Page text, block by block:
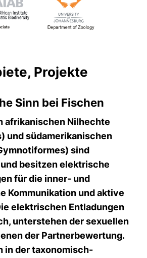
Projekte
Sinn bei Fischen
afrikanischen Nilhechte
und südamerikanischen
sind
besitzen elektrische
für die inner- und
Kommunikation und aktive
elektrischen Entladungen
unterstehen der sexuellen
der Partnerbewertung.
in der taxonomisch-